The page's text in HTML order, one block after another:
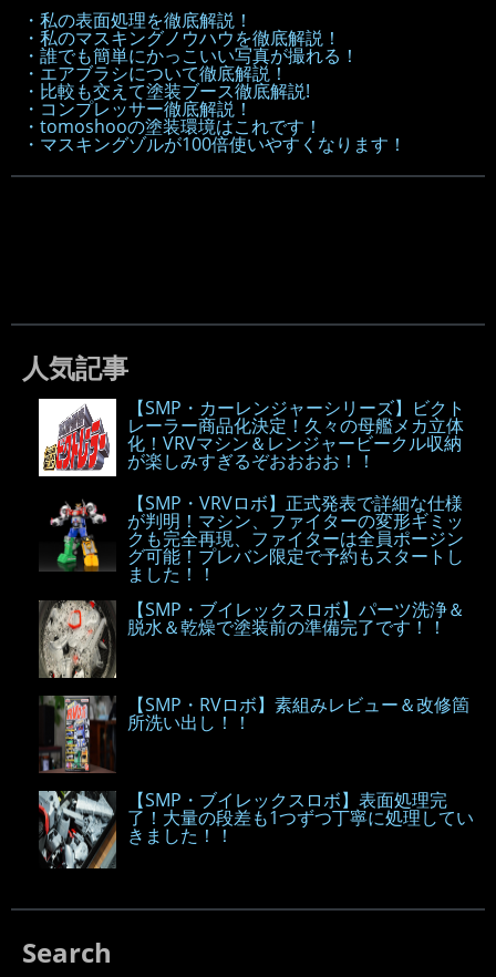
・私の表面処理を徹底解説！
・私のマスキングノウハウを徹底解説！
・誰でも簡単にかっこいい写真が撮れる！
・エアブラシについて徹底解説！
・比較も交えて塗装ブース徹底解説!
・コンプレッサー徹底解説！
・tomoshooの塗装環境はこれです！
・マスキングゾルが100倍使いやすくなります！
人気記事
【SMP・カーレンジャーシリーズ】ビクト
レーラー商品化決定！久々の母艦メカ立体
化！VRVマシン＆レンジャービークル収納
が楽しみすぎるぞおおおお！！
【SMP・VRVロボ】正式発表で詳細な仕様
が判明！マシン、ファイターの変形ギミッ
クも完全再現、ファイターは全員ポージン
グ可能！プレバン限定で予約もスタートし
ました！！
【SMP・ブイレックスロボ】パーツ洗浄＆
脱水＆乾燥で塗装前の準備完了です！！
【SMP・RVロボ】素組みレビュー＆改修箇
所洗い出し！！
【SMP・ブイレックスロボ】表面処理完
了！大量の段差も1つずつ丁寧に処理してい
きました！！
Search